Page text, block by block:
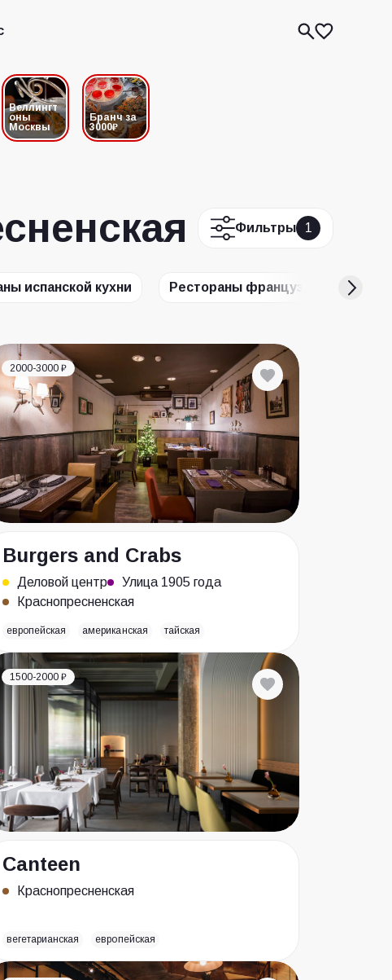
Веллингт
оны
Москвы
Бранч за
3000₽
Фильтры 1
испанской кухни Рестораны французской кухни
2000-3000 ₽
Burgers and Crabs
Деловой центр
Улица 1905 года
Краснопресненская
европейская американская тайская
1500-2000 ₽
Canteen
Краснопресненская
вегетарианская европейская